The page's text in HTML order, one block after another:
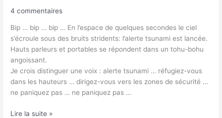
4 commentaires
Bip … bip … bip … En l’espace de quelques secondes le ciel
s’écroule sous des bruits stridents: l’alerte tsunami est lancée.
Hauts parleurs et portables se répondent dans un tohu-bohu
angoissant.
Je crois distinguer une voix : alerte tsunami … réfugiez-vous
dans les hauteurs … dirigez-vous vers les zones de sécurité …
ne paniquez pas … ne paniquez pas …
Lire la suite »